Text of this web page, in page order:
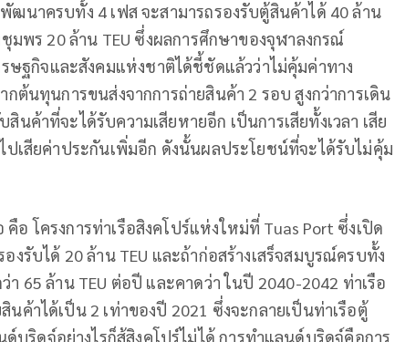
ฒนาครบทั้ง 4 เฟส จะสามารถรองรับตู้สินค้าได้ 40 ล้าน
ชุมพร 20 ล้าน TEU ซึ่งผลการศึกษาของจุฬาลงกรณ์
ฐกิจและสังคมแห่งชาติได้ชี้ชัดแล้วว่าไม่คุ้มค่าทาง
กต้นทุนการขนส่งจากการถ่ายสินค้า 2 รอบ สูงกว่าการเดิน
นค้าที่จะได้รับความเสียหายอีก เป็นการเสียทั้งเวลา เสีย
ปเสียค่าประกันเพิ่มอีก ดังนั้นผลประโยชน์ที่จะได้รับไม่คุ้ม
อ โครงการท่าเรือสิงคโปร์แห่งใหม่ที่ Tuas Port ซึ่งเปิด
งรับได้ 20 ล้าน TEU และถ้าก่อสร้างเสร็จสมบูรณ์ครบทั้ง
65 ล้าน TEU ต่อปี และคาดว่า ในปี 2040-2042 ท่าเรือ
นค้าได้เป็น 2 เท่าของปี 2021 ซึ่งจะกลายเป็นท่าเรือตู้
ริดจ์อย่างไรก็สู้สิงคโปร์ไม่ได้ การทำแลนด์บริดจ์คือการ